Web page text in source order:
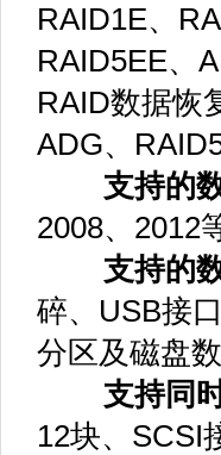
RAID1E、
RAID5EE、
RAID数据恢
ADG、
支持的
2008、2012
支持的
碎、USB接
分区及磁盘
支持同
12块、SCSI